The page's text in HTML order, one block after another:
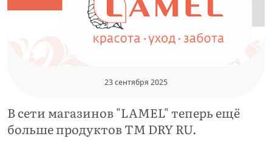
23 сентября 2025
В сети магазинов "LAMEL" теперь ещё
больше продуктов TM DRY RU.